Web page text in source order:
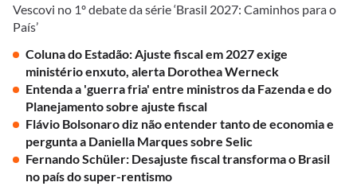
Vescovi no 1º debate da série ‘Brasil 2027: Caminhos para o
País’
Coluna do Estadão: Ajuste fiscal em 2027 exige
ministério enxuto, alerta Dorothea Werneck
Entenda a 'guerra fria' entre ministros da Fazenda e do
Planejamento sobre ajuste fiscal
Flávio Bolsonaro diz não entender tanto de economia e
pergunta a Daniella Marques sobre Selic
Fernando Schüler: Desajuste fiscal transforma o Brasil
no país do super-rentismo